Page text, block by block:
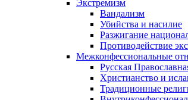
Экстремизм
Вандализм
Убийства и насилие
Разжигание
Противодействие
Межконфессиональные
Русская
Христианство и
Традиционные